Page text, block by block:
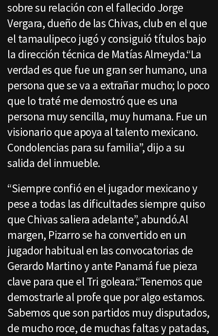
sobre su relación con el fallecido Jorge
Vergara, dueño de las Chivas, club en el que
el tamaulipeco jugó y consiguió títulos bajo
la dirección técnica de Matías Almeyda.“La
verdad es que fue un gran ser humano, una
persona que se va a extrañar mucho; lo poco
que lo traté me demostró que es una
persona muy sencilla, muy humana. Fue un
visionario que apoya al talento mexicano.
Condolencias para su familia”, dijo a su
salida del inmueble.
“Siempre confió en el jugador mexicano y
pese a todas las dificultades siempre quiso
que Chivas saliera adelante”, abundó.Al
margen, Pizarro se ha convertido en un
jugador habitual en las convocatorias de
Gerardo Martino y ante Panamá fue pieza
clave para que el Tri goleara.“Tenemos que
demostrarle al profe que por algo estamos.
Sabemos que son partidos muy disputados,
de mucho roce, de muchas faltas y patadas,